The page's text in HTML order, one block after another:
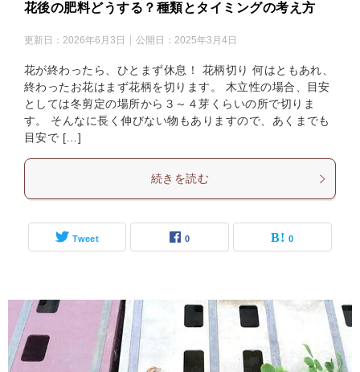
花後の肥料どうする？種類とタイミングの考え方
更新日： 2026年6月3日 公開日： 2025年3月4日
花が終わったら、ひとまず休息！ 花柄切り 何はともあれ、
終わったお花はまず花柄を切ります。 木立性の場合、目安
としては冬剪定の場所から３～４芽くらいの所で切りま
す。 そんなに長く伸びない物もありますので、あくまでも
目安で […]
続きを読む
Tweet 0 0